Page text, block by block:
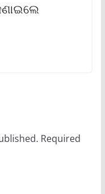
Required